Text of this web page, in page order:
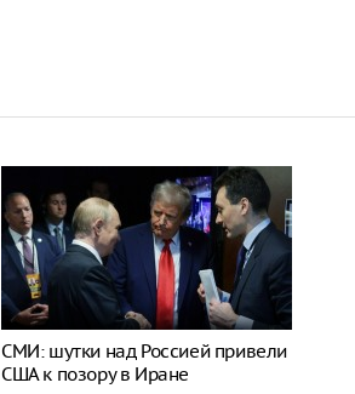
СМИ: шутки над Россией привели
США к позору в Иране